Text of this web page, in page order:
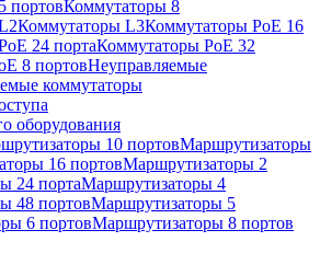
портовКоммутаторы 8
Коммутаторы L3Коммутаторы PoE 16
24 портаКоммутаторы PoE 32
8 портовНеуправляемые
коммутаторы
оборудования
10 портовМаршрутизаторы
16 портовМаршрутизаторы 2
24 портаМаршрутизаторы 4
48 портовМаршрутизаторы 5
6 портовМаршрутизаторы 8 портов